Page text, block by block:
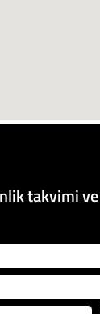
takvimi